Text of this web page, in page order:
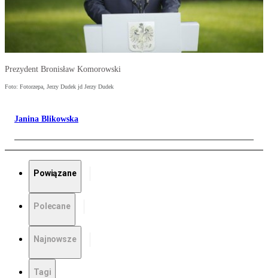
Prezydent Bronisław Komorowski
Foto: Fotorzepa, Jerzy Dudek jd Jerzy Dudek
Janina Blikowska
Powiązane
Polecane
Najnowsze
Tagi